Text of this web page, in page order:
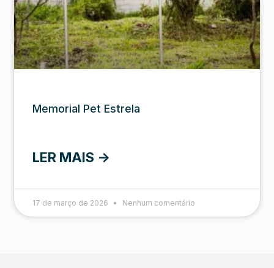
Memorial Pet Estrela
LER MAIS ->
17 de março de 2026 Nenhum comentário